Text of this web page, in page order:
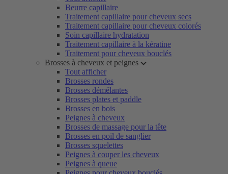
Beurre capillaire
Traitement capillaire pour cheveux secs
Traitement capillaire pour cheveux colorés
Soin capillaire hydratation
Traitement capillaire à la kératine
Traitement pour cheveux bouclés
Brosses à cheveux et peignes
Tout afficher
Brosses rondes
Brosses démêlantes
Brosses plates et paddle
Brosses en bois
Peignes à cheveux
Brosses de massage pour la tête
Brosses en poil de sanglier
Brosses squelettes
Peignes à couper les cheveux
Peignes à queue